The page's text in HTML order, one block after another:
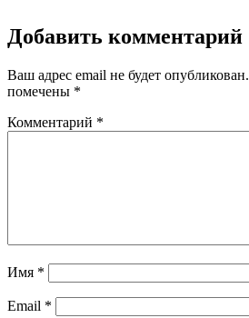
Добавить комментарий
Ваш адрес email не будет опубликован.
помечены *
Комментарий *
Имя *
Email *